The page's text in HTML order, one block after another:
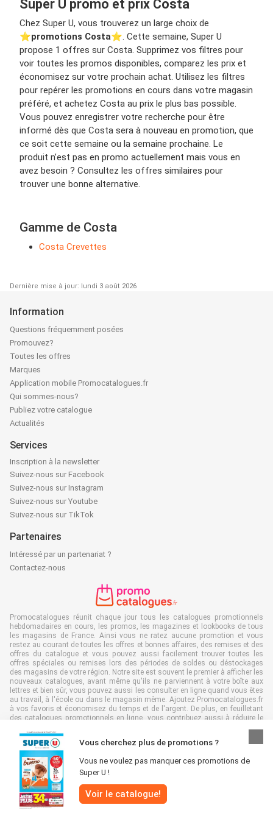
Super U promo et prix Costa
Chez Super U, vous trouverez un large choix de
⭐️promotions Costa⭐️. Cette semaine, Super U
propose 1 offres sur Costa. Supprimez vos filtres pour
voir toutes les promos disponibles, comparez les prix et
économisez sur votre prochain achat. Utilisez les filtres
pour repérer les promotions en cours dans votre magasin
préféré, et achetez Costa au prix le plus bas possible.
Vous pouvez enregistrer votre recherche pour être
informé dès que Costa sera à nouveau en promotion, que
ce soit cette semaine ou la semaine prochaine. Le
produit n’est pas en promo actuellement mais vous en
avez besoin ? Consultez les offres similaires pour
trouver une bonne alternative.
Gamme de Costa
Costa Crevettes
Dernière mise à jour: lundi 3 août 2026
Vous cherchez plus de promotions ?
Vous ne voulez pas manquer ces promotions de
Super U !
Voir le catalogue!
Information
Questions fréquemment posées
Promouvez?
Toutes les offres
Marques
Application mobile Promocatalogues.fr
Qui sommes-nous?
Publiez votre catalogue
Actualités
Services
Inscription à la newsletter
Suivez-nous sur Facebook
Suivez-nous sur Instagram
Suivez-nous sur Youtube
Suivez-nous sur TikTok
Partenaires
Intéressé par un partenariat ?
Contactez-nous
Promocatalogues réunit chaque jour tous les catalogues promotionnels
hebdomadaires en cours, les promos, les magazines et lookbooks de tous
les magasins de France. Ainsi vous ne ratez aucune promotion et vous
restez au courant de toutes les offres et bonnes affaires, des remises et des
offres du catalogue et vous pouvez aussi facilement trouver toutes les
offres spéciales ou remises lors des périodes de soldes ou déstockages
des magasins de votre région. Notre site est souvent le premier à afficher les
nouveaux catalogues, avant même qu'ils ne parviennent à votre boîte aux
lettres et bien sûr, vous pouvez aussi les consulter en ligne quand vous êtes
au travail, à l'école ou dans le magasin même. Ajoutez Promocatalogues.fr
à vos favoris et économisez du temps et de l'argent. De plus, en feuilletant
des catalogues promotionnels en ligne, vous contribuez aussi à réduire le
Tous droits réservés & copie : Promocatalogues.fr 2026 |
responsabilité| Conditions générales|Politique de confidentialité